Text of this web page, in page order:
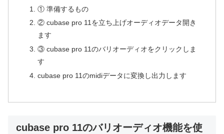
① 準備するもの
② cubase pro 11を立ち上げオーディオデータ開き
ます
③ cubase pro 11のバリオーディオをクリックしま
す
cubase pro 11のmidiデータに変換し出力します
cubase pro 11のバリオーディオ機能を使